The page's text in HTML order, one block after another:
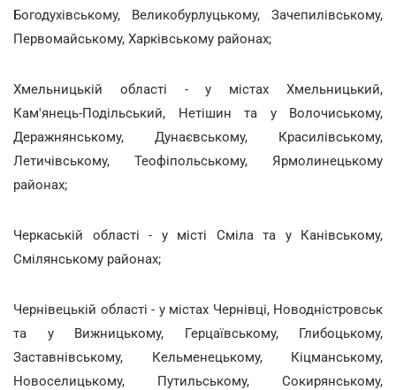
Богодухівському, Великобурлуцькому, Зачепилівському,
Первомайському, Харківському районах;
Хмельницькій області - у містах Хмельницький,
Кам'янець-Подільський, Нетішин та у Волочиському,
Деражнянському, Дунаєвському, Красилівському,
Летичівському, Теофіпольському, Ярмолинецькому
районах;
Черкаській області - у місті Сміла та у Канівському,
Смілянському районах;
Чернівецькій області - у містах Чернівці, Новодністровськ
та у Вижницькому, Герцаївському, Глибоцькому,
Заставнівському, Кельменецькому, Кіцманському,
Новоселицькому, Путильському, Сокирянському,